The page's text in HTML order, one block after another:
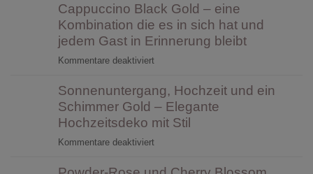
&
Infos
rund
um
Feier
und
Tamada
Luxury
elegante
Hochzeitsdeko
in
Weiss
mit
einem
Touch
Cappuccino Black Gold – eine
Kombination die es in sich hat und
jedem Gast in Erinnerung bleibt
Kommentare deaktiviertfür
Black
Gold
–
Kombination
Sonnenuntergang, Hochzeit und ein
Schimmer Gold – Elegante
Hochzeitsdeko mit Stil
Kommentare deaktiviertfür
Hochzeit